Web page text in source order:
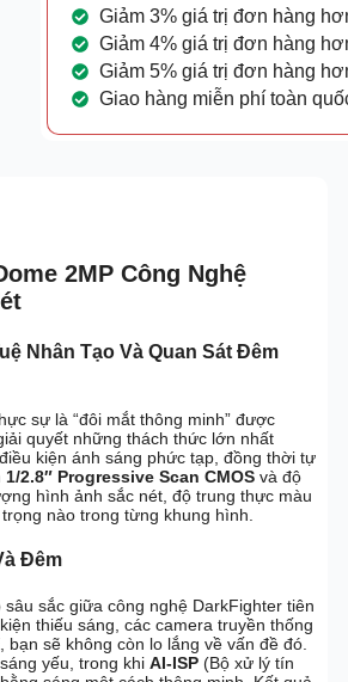
Giảm 3% giá trị đơn hàng
Giảm 4% giá trị đơn hàng
Giảm 5% giá trị đơn hàng
Giao hàng miễn phí toàn
2MP Công Nghệ
Nhân Tạo Và Quan Sát Đêm
sự là “đôi mắt thông minh” được
quyết những thách thức lớn nhất
kiện ánh sáng phức tạp, đồng thời tự
2.8″ Progressive Scan CMOS và độ
hình ảnh sắc nét, độ trung thực màu
nào trong từng khung hình.
Đêm
sắc giữa công nghệ DarkFighter tiên
thiếu sáng, các camera truyền thống
sẽ không còn lo lắng về vấn đề đó.
yếu, trong khi AI-ISP (Bộ xử lý tín